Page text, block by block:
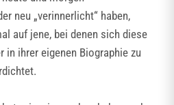
neu „verinnerlicht“ haben,
auf jene, bei denen sich diese
in ihrer eigenen Biographie zu